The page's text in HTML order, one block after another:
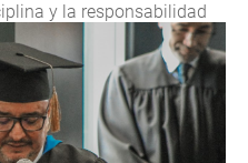
y la responsabilidad